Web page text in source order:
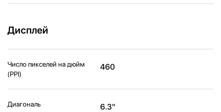
Дисплей
Число пикселей на дюйм
(PPI)
460
Диагональ 6.3"